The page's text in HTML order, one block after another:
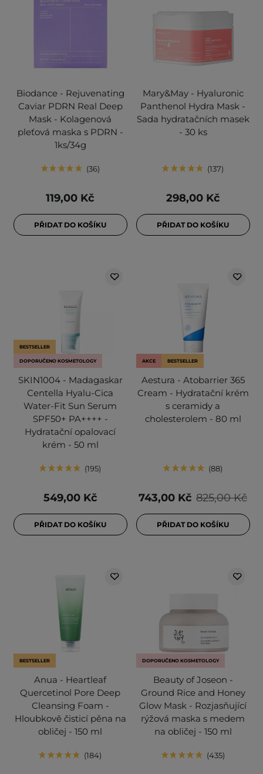
Biodance - Rejuvenating
Caviar PDRN Real Deep
Mask - Kolagenová
pleťová maska s PDRN -
1ks/34g
36
119,00 Kč
PŘIDAT DO KOŠÍKU
Mary&May - Hyaluronic
Panthenol Hydra Mask -
Sada hydratačních masek
- 30 ks
137
298,00 Kč
PŘIDAT DO KOŠÍKU
BESTSELLER
DOPORUČENO KOSMETOLOGY
SKIN1004 - Madagaskar
Centella Hyalu-Cica
Water-Fit Sun Serum
SPF50+ PA++++ -
Hydratační opalovací
krém - 50 ml
195
549,00 Kč
PŘIDAT DO KOŠÍKU
AKCE BESTSELLER
Aestura - Atobarrier 365
Cream - Hydratační krém
s ceramidy a
cholesterolem - 80 ml
88
825,00 Kč
743,00 Kč
PŘIDAT DO KOŠÍKU
BESTSELLER
Anua - Heartleaf
Quercetinol Pore Deep
Cleansing Foam -
Hloubkově čisticí pěna na
obličej - 150 ml
184
DOPORUČENO KOSMETOLOGY
Beauty of Joseon -
Ground Rice and Honey
Glow Mask - Rozjasňující
rýžová maska s medem
na obličej - 150 ml
435